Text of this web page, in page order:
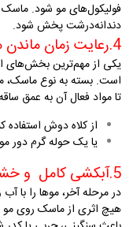
فولیکول‌های مو شود. ماسک
دندانه‌درشت پخش شود.
4. رعایت زمان
یکی از مهم‌ترین بخش‌های
است. بسته به نوع ماسک،
تا مواد فعال آن به عمق
از کلاه دوش استفاده
یا یک حوله گرم دور
5. آبکشی کامل و
در مرحله آخر، موها را با
هیچ اثری از ماسک روی مو